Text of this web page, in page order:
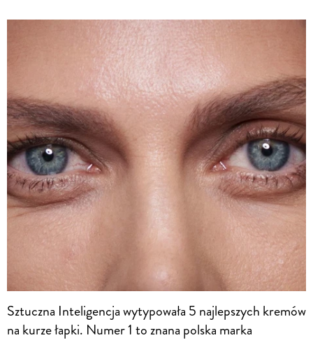
Sztuczna Inteligencja wytypowała 5 najlepszych kremów
na kurze łapki. Numer 1 to znana polska marka